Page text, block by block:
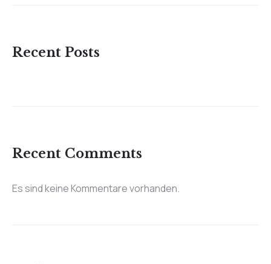
Recent Posts
Recent Comments
Es sind keine Kommentare vorhanden.